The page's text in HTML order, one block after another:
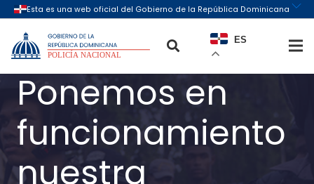
ES
Ponemos en
funcionamiento
nuestra